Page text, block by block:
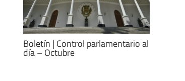
Boletín | Control parlamentario al
día – Octubre